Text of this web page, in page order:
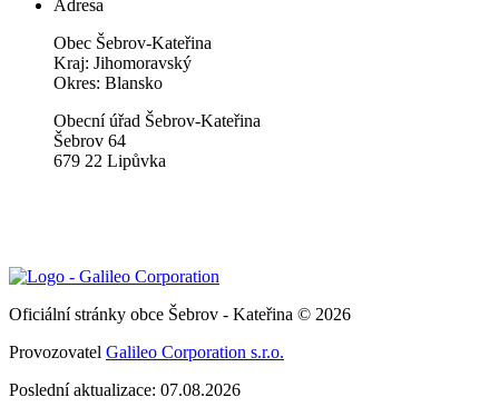
Adresa
Obec Šebrov-Kateřina
Kraj: Jihomoravský
Okres: Blansko
Obecní úřad Šebrov-Kateřina
Šebrov 64
679 22 Lipůvka
Oficiální stránky obce Šebrov - Kateřina © 2026
Provozovatel Galileo Corporation s.r.o.
Poslední aktualizace: 07.08.2026